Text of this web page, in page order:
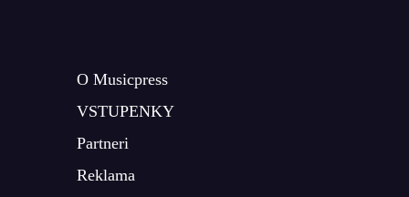
O Musicpress
VSTUPENKY
Partneri
Reklama